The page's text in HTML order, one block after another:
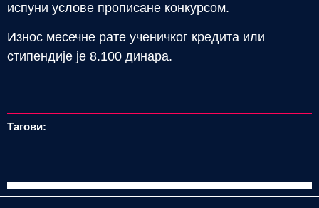
испуни услове прописане конкурсом.
Износ месечне рате ученичког кредита или
стипендије је 8.100 динара.
Тагови: